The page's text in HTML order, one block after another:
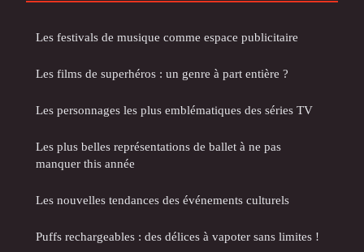
Les festivals de musique comme espace publicitaire
Les films de superhéros : un genre à part entière ?
Les personnages les plus emblématiques des séries TV
Les plus belles représentations de ballet à ne pas
manquer this année
Les nouvelles tendances des événements culturels
Puffs rechargeables : des délices à vapoter sans limites !